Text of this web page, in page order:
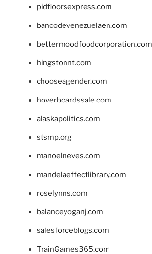
pidfloorsexpress.com
bancodevenezuelaen.com
bettermoodfoodcorporation.com
hingstonnt.com
chooseagender.com
hoverboardssale.com
alaskapolitics.com
stsmp.org
manoelneves.com
mandelaeffectlibrary.com
roselynns.com
balanceyoganj.com
salesforceblogs.com
TrainGames365.com